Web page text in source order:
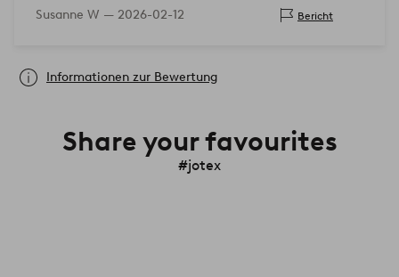
Susanne W — 2026-02-12 Bericht
Informationen zur Bewertung
Share your favourites
#jotex